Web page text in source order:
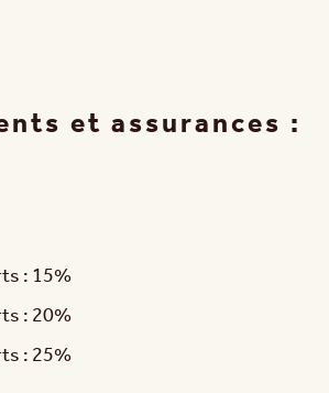
et assurances :
: 15%
: 20%
: 25%